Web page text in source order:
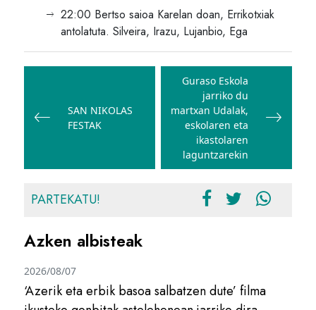
22:00 Bertso saioa Karelan doan, Errikotxiak
antolatuta. Silveira, Irazu, Lujanbio, Ega
Bidalketetan
nabigatuSAN NIKOLAS
FESTAK
Guraso Eskola
jarriko du
martxan Udalak,
eskolaren eta
ikastolaren
laguntzarekin
PARTEKATU!
Azken albisteak
‘Azerik eta erbik basoa salbatzen dute’ filma
2026/08/07